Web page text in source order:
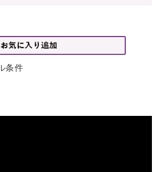
17時)
が、宜しくお願いいたします。
条件